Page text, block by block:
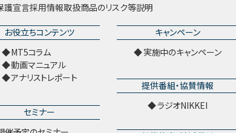
護宣言採用情報取扱商品のリスク等説明
お役立ちコンテンツ
MT5コラム
動画マニュアル
アナリストレポート
セミナー
キャンペーン
実施中のキャンペーン
提供番組・協賛情報
ラジオNIKKEI